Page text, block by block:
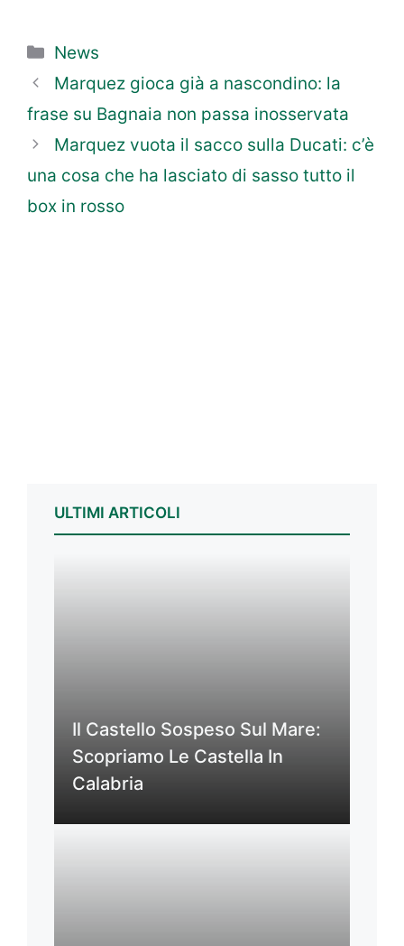
Categorie
News
Marquez gioca già a nascondino: la
frase su Bagnaia non passa inosservata
Marquez vuota il sacco sulla Ducati: c’è
una cosa che ha lasciato di sasso tutto il
box in rosso
ULTIMI ARTICOLI
Il Castello Sospeso Sul Mare:
Scopriamo Le Castella In
Calabria